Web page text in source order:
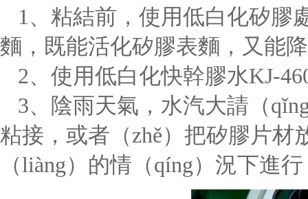
1、粘結前，使用低白化矽膠
麵，既能活化矽膠表麵，又能
2、使用低白化快幹膠水KJ-
3、陰雨天氣，水汽大請（
粘接，或者（zhě）把矽膠片
（liàng）的情（qíng）況下進